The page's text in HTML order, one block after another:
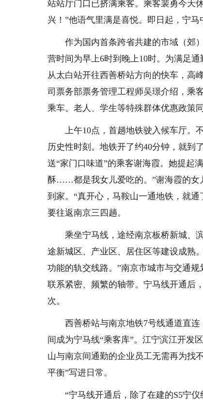
站站厅门口已挤满乘客。乘客裴勇今天
兴！”他语气里满是喜悦。即日起，宁马
作为国内首条跨省共建的市域（郊）
营时间为早上6时到晚上10时。为满足
从太白站开往西善桥站方向的快车，高
司票务部票务管理工程师吴璟介绍，乘
乘车。老人、学生等特殊群体优惠政策同
上午10点，首趟地铁驶入候车厅。
历史性时刻。地铁开了约40分钟，就到
送“家门口味道”的乘客谢海霞。她提起
酥……都是我女儿爱吃的。”谢海霞的女
到家。“真开心，马鞍山一通地铁，就
要往返南京三四趟。
乘坐宁马线，途经南京板桥新城、滨
途新城区、产业区、居住区等建设成
功能的轨交线路。”南京市城市与交通
联系紧密、频繁的轴带。宁马线开通后
次。
西善桥站与南京地铁7号线通道直连
间成为宁马线“乘客库”。江宁滨江开发
山与南京间通勤的企业员工无需再为找
平衡”写进日常。
“宁马线开通后，除了在建的S5宁仪